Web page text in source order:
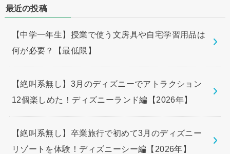
最近の投稿
【中学一年生】授業で使う文房具や自宅学習用品は
何が必要？【最低限】
【絶叫系無し】3月のディズニーでアトラクション
12個楽しめた！ディズニーランド編【2026年】
【絶叫系無し】卒業旅行で初めて3月のディズニー
リゾートを体験！ディズニーシー編【2026年】